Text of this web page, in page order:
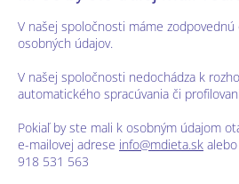
V našej spoločnosti máme
osobných údajov.
V našej spoločnosti nedochádza k
automatického spracúvania či
Pokiaľ by ste mali k osobným údajom
e-mailovej adrese info@mdieta.sk
918 531 563